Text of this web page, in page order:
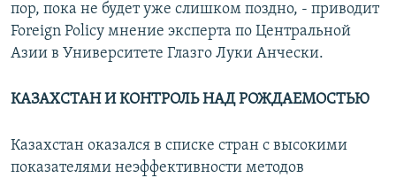
пор, пока не будет уже слишком поздно, - приводит
Foreign Policy мнение эксперта по Центральной
Азии в Университете Глазго Луки Анчески.
КАЗАХСТАН И КОНТРОЛЬ НАД РОЖДАЕМОСТЬЮ
Казахстан оказался в списке стран с высокими
показателями неэффективности методов